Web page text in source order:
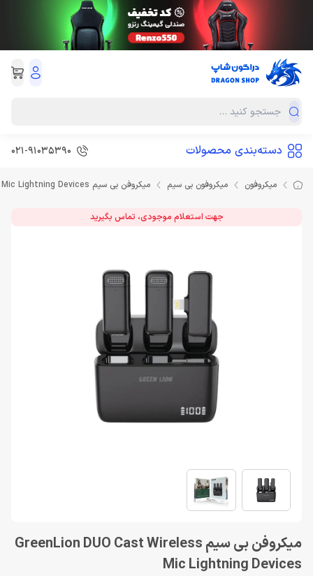
دسته‌بندی محصولات 021-91035390
میکروفون میکروفون بی سیم میکروفن بی سیم GreenLion DUO Cast Wireless Mic Lightning Devices
جهت استعلام موجودی، تماس بگیرید
میکروفن بی سیم GreenLion DUO Cast Wireless
Mic Lightning Devices